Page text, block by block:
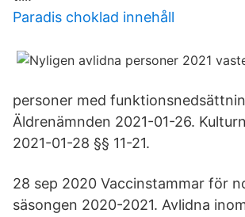
Paradis choklad innehåll
personer med
Äldrenämnden 2021-01-26.
2021-01-28 §§ 11-21.
28 sep 2020 Vaccinstammar för
säsongen 2020-2021. Avlidna